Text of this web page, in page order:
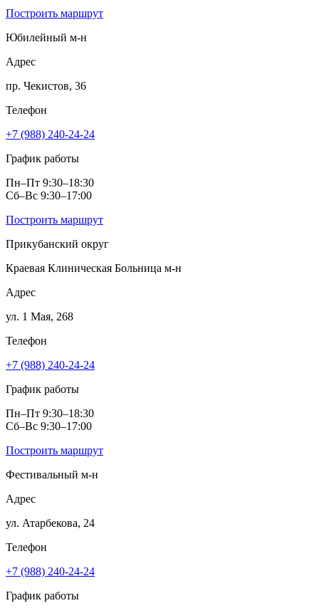
Построить маршрут
Юбилейный м‑н
Адрес
пр. Чекистов, 36
Телефон
+7 (988) 240-24-24
График работы
Пн–Пт 9:30–18:30
Сб–Вс 9:30–17:00
Построить маршрут
Прикубанский округ
Краевая Клиническая Больница м‑н
Адрес
ул. 1 Мая, 268
Телефон
+7 (988) 240-24-24
График работы
Пн–Пт 9:30–18:30
Сб–Вс 9:30–17:00
Построить маршрут
Фестивальный м‑н
Адрес
ул. Атарбекова, 24
Телефон
+7 (988) 240-24-24
График работы